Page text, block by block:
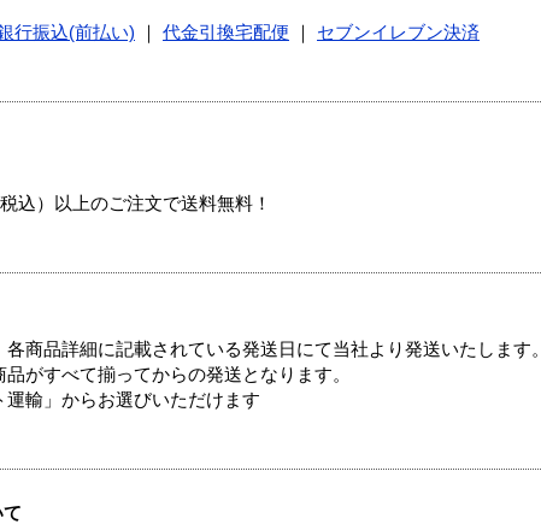
行振込(前払い) 代金引換宅配便
セブンイレブン決済
込）以上のご注文で送料無料！
商品詳細に記載されている発送日にて当社より発送いたします。
がすべて揃ってからの発送となります。
輸」からお選びいただけます